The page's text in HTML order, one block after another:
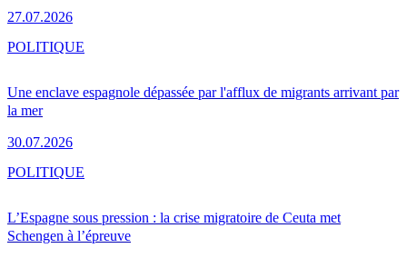
27.07.2026
Une enclave espagnole dépassée par l'afflux de migrants arrivant par
la mer
30.07.2026
POLITIQUE
L’Espagne sous pression : la crise migratoire de Ceuta met
Schengen à l’épreuve
POLITIQUE